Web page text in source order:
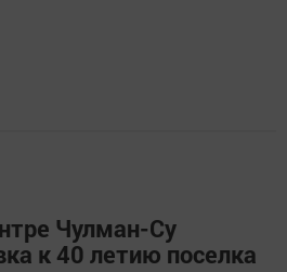
Чулман-Су
к 40 летию поселка